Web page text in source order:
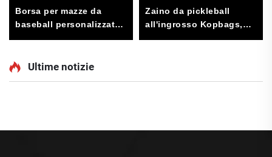
Borsa per mazze da
baseball personalizzata
MOQ1 Kopbags, borse
baseball con rotelle,
Zaino da pickleball
all'ingrosso Kopbags,
borsa da tennis unisex,
Ultime notizie